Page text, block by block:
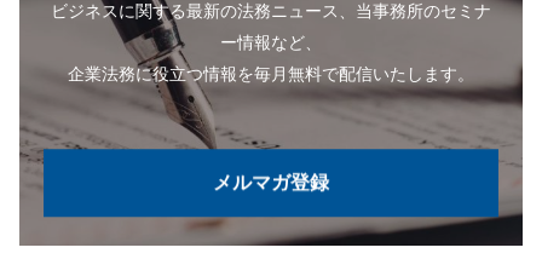
ビジネスに関する最新の法務ニュース、当事務所のセミナ
ー情報など、
企業法務に役立つ情報を毎月無料で配信いたします。
メルマガ登録